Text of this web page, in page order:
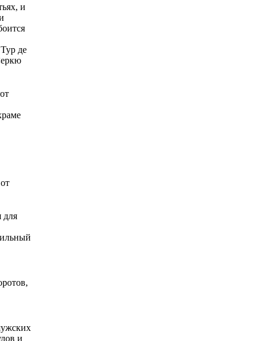
и
де
для
и